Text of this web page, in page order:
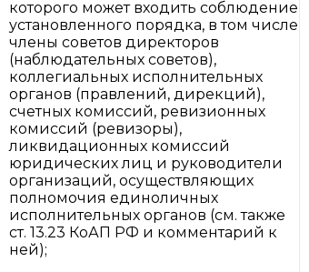
которого может входить соблюдение
установленного порядка, в том числе
члены советов директоров
(наблюдательных советов),
коллегиальных исполнительных
органов (правлений, дирекций),
счетных комиссий, ревизионных
комиссий (ревизоры),
ликвидационных комиссий
юридических лиц и руководители
организаций, осуществляющих
полномочия единоличных
исполнительных органов (см. также
ст. 13.23 КоАП РФ и комментарий к
ней);